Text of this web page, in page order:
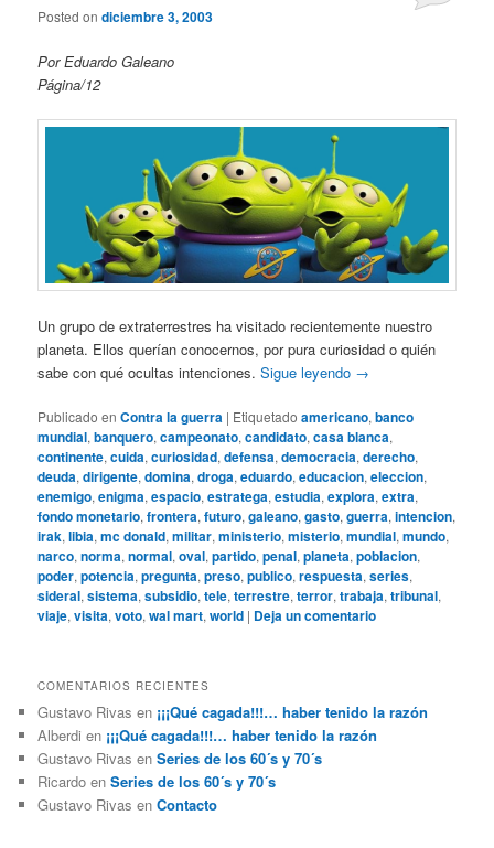
Posted ondiciembre 3, 2003
Por Eduardo Galeano
Página/12
Un grupo de extraterrestres ha visitado recientemente nuestro
planeta. Ellos querían conocernos, por pura curiosidad o quién
sabe con qué ocultas intenciones.Sigue leyendo →
Publicado en Contra la guerra | Etiquetado americano,banco
mundial,banquero,campeonato,candidato,casa blanca,
continente,cuida,curiosidad,defensa,democracia,derecho,
deuda,dirigente,domina,droga,eduardo,educacion,eleccion,
enemigo,enigma,espacio,estratega,estudia,explora,extra,
fondo monetario,frontera,futuro,galeano,gasto,guerra,intencion,
irak,libia,mc donald,militar,ministerio,misterio,mundial,mundo,
narco,norma,normal,oval,partido,penal,planeta,poblacion,
poder,potencia,pregunta,preso,publico,respuesta,series,
sideral,sistema,subsidio,tele,terrestre,terror,trabaja,tribunal,
viaje,visita,voto,wal mart,world | Deja un comentario
COMENTARIOS RECIENTES
Gustavo Rivas en ¡¡¡Qué cagada!!!… haber tenido la razón
Alberdi en ¡¡¡Qué cagada!!!… haber tenido la razón
Gustavo Rivas enSeries de los 60´s y 70´s
Ricardo enSeries de los 60´s y 70´s
Gustavo Rivas enContacto